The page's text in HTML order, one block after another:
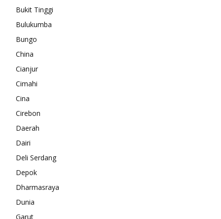
Bukit Tinggi
Bulukumba
Bungo
China
Cianjur
Cimahi
Cina
Cirebon
Daerah
Dairi
Deli Serdang
Depok
Dharmasraya
Dunia
Garut